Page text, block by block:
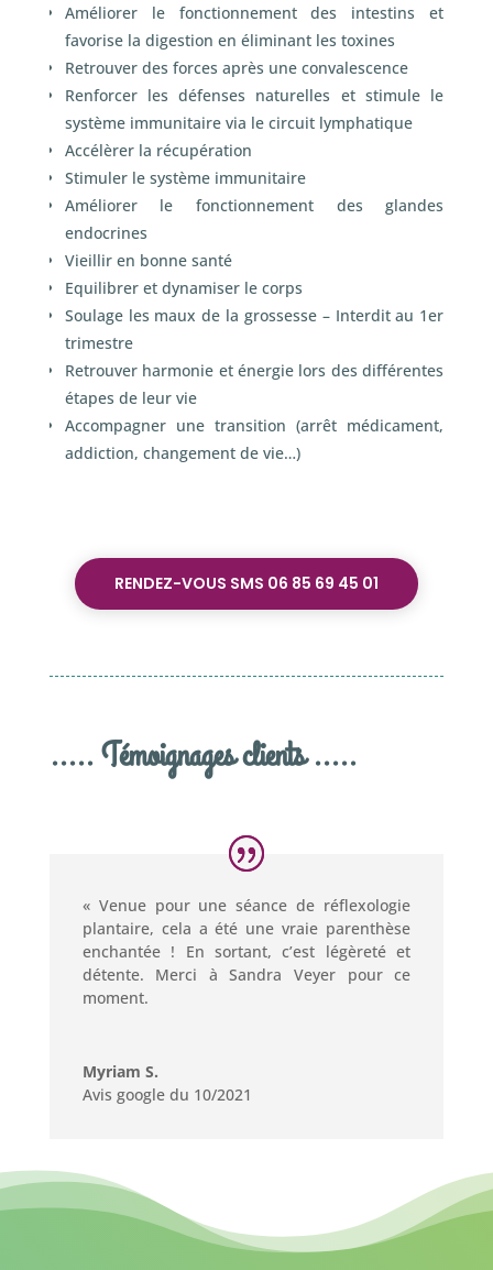
Améliorer le fonctionnement des intestins et
favorise la digestion en éliminant les toxines
Retrouver des forces après une convalescence
Renforcer les défenses naturelles et stimule le
système immunitaire via le circuit lymphatique
Accélèrer la récupération
Stimuler le système immunitaire
Améliorer le fonctionnement des glandes
endocrines
Vieillir en bonne santé
Equilibrer et dynamiser le corps
Soulage les maux de la grossesse – Interdit au 1er
trimestre
Retrouver harmonie et énergie lors des différentes
étapes de leur vie
Accompagner une transition (arrêt médicament,
addiction, changement de vie…)
RENDEZ-VOUS SMS 06 85 69 45 01
..... Témoignages clients .....
« Venue pour une séance de réflexologie
plantaire, cela a été une vraie parenthèse
enchantée ! En sortant, c’est légèreté et
détente. Merci à Sandra Veyer pour ce
moment.
Myriam S.
Avis google du 10/2021